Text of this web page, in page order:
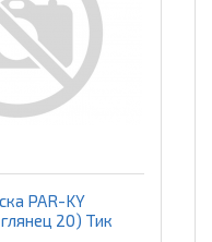
PAR-KY
20) Тик